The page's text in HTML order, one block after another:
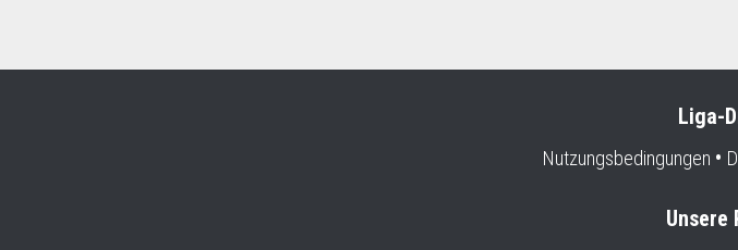
Liga-
Nutzungsbedingungen
Unsere